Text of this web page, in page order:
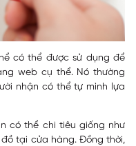
có thể được sử dụng để
web cụ thể. Nó thường
nhận có thể tự mình lựa
có thể chi tiêu giống như
tại cửa hàng. Đồng thời,